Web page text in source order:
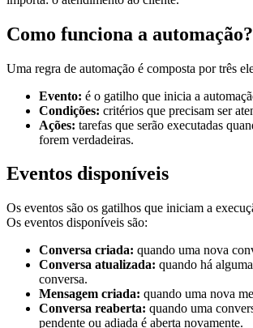
Como funciona a automação?
Uma regra de automação é composta por três
Evento: é o gatilho que inicia a
Condições: critérios que precisam ser
Ações: tarefas que serão executadas
forem verdadeiras.
Eventos disponíveis
Os eventos são os gatilhos que iniciam a
Os eventos disponíveis são:
Conversa criada: quando uma nova
Conversa atualizada: quando há
conversa.
Mensagem criada: quando uma nova
Conversa reaberta: quando uma
pendente ou adiada é aberta novamente.